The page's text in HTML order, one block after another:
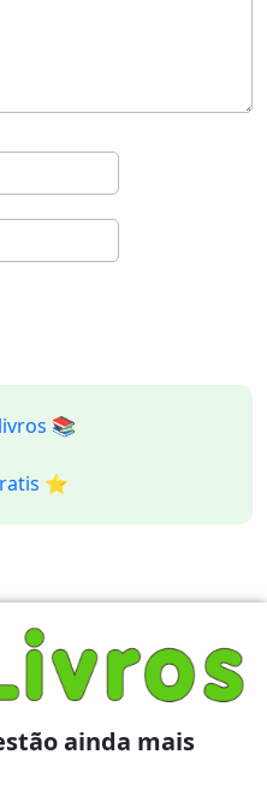
📚
⭐️
ainda mais